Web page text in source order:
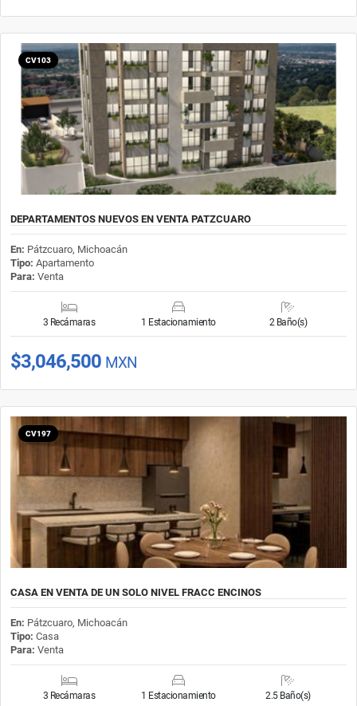
CV103
DEPARTAMENTOS NUEVOS EN VENTA PATZCUARO
En: Pátzcuaro, Michoacán
Tipo: Apartamento
Para: Venta
3 Recámaras 1 Estacionamiento 2 Baño(s)
$3,046,500 MXN
CV197
CASA EN VENTA DE UN SOLO NIVEL FRACC ENCINOS
En: Pátzcuaro, Michoacán
Tipo: Casa
Para: Venta
3 Recámaras 1 Estacionamiento 2.5 Baño(s)